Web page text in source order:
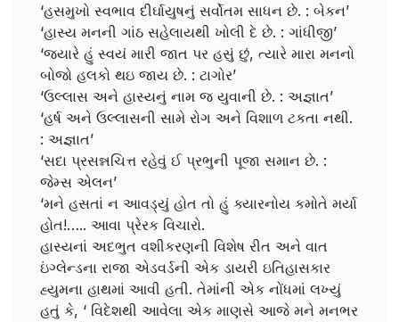
‘હસમુખો સ્વભાવ દીર્ઘાયુષનું સર્વોતમ સાધન છે. : બેકન’
‘હાસ્ય મનની ગાંઠ સહેલાયથી ખોલી દે છે. : ગાંધીજી’
‘જ્યારે હું સ્વયં મારી જાત પર હસું છું, ત્યારે મારા મનનો
બોજો હલકો થઇ જાય છે. : ટાગોર’
‘ઉલ્લાસ અને હાસ્યનું નામ જ યુવાની છે. : અજ્ઞાત’
‘હર્ષ અને ઉલ્લાસની સામે રોગ અને વિશાળ ટકતા નથી.
: અજ્ઞાત’
‘સદા પ્રસન્નચિત્ત રહેવું ઈ પ્રભુની પૂજા સમાન છે. :
જેમ્સ એલન’
‘મને હસતાં ન આવડ્યું હોત તો હું ક્યારનોય કમોતે મર્યા
હોત!….. આવા પ્રેરક વિચારો.
હાસ્યનાં અદભુત વશીકરણની વિશેષ રીત અને વાત
ઇંગ્લેન્ડના રાજા એડવર્ડની એક ડાયરી ઇતિહાસકાર
હ્યુમના હાથમાં આવી હતી. તેમાંની એક નોંધમાં લખ્યું
હતું કે, ‘ વિદેશથી આવેલા એક માણસે આજે મને મનભર